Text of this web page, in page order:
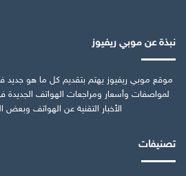
نبذة عن موبي ريفيوز
موقع موبي ريفيوز يهتم بتقديم كل ما هو
لمواصفات وأسعار ومراجعات الهواتف
الأخبار التقنية عن الهواتف وبعض
تصنيفات